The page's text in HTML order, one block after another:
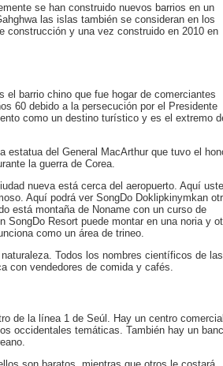
se han construido nuevos barrios en un
las islas también se consideran en los
construcción y una vez construido en 2010 en
el barrio chino que fue hogar de comerciantes
60 debido a la persecución por el Presidente
como un destino turístico y es el extremo
estatua del General MacArthur que tuvo el
la guerra de Corea.
nueva está cerca del aeropuerto. Aquí
Aquí podrá ver SongDo Doklipkinymkan
está montaña de Noname con un curso de
SongDo Resort puede montar en una noria y
como un área de trineo.
Todos los nombres científicos de las
con vendedores de comida y cafés.
de la línea 1 de Seúl. Hay un centro comercial
occidentales temáticas. También hay un